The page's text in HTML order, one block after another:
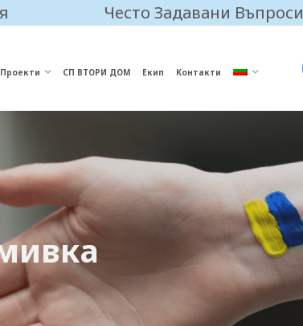
Често Задавани Въпроси
Проекти СП ВТОРИ ДОМ Екип Контакти